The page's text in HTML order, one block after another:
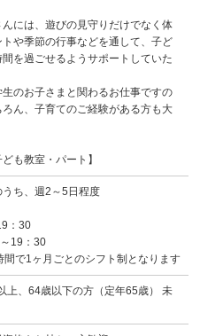
には、遊びの見守りだけでなく体
や季節の行事などを通して、子ど
を過ごせるようサポートしていた
のお子さまと関わるお仕事ですの
ん、子育てのご経験がある方も大
も教室・パート】
うち、週2～5日程度
：30
19：30
で1ヶ月ごとのシフト制となります
、64歳以下の方（定年65歳） 未